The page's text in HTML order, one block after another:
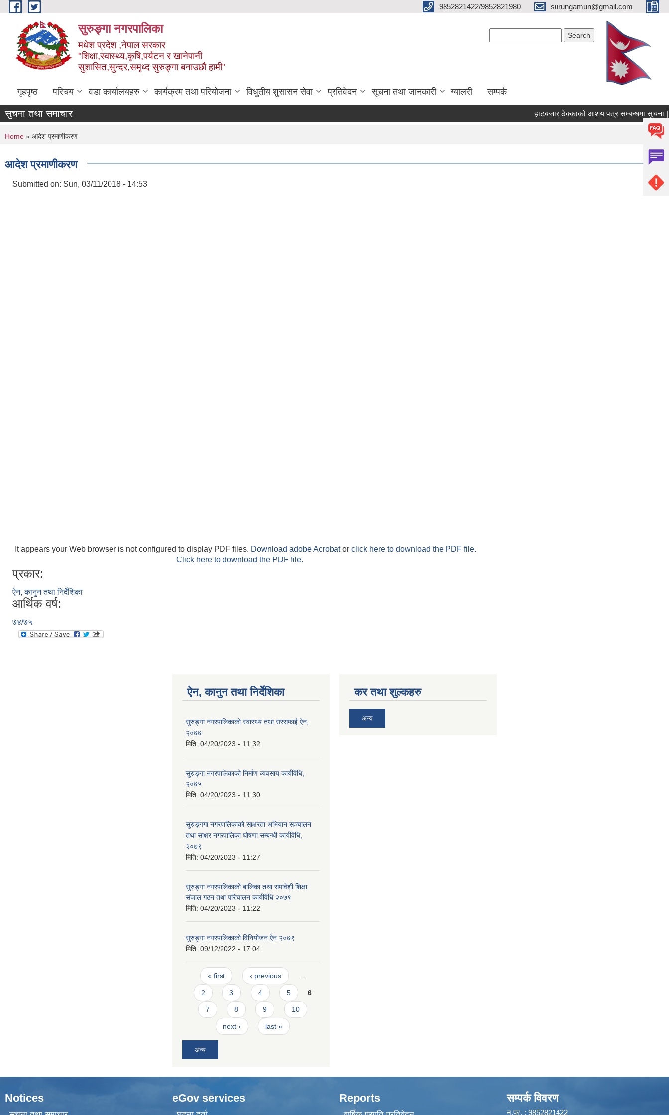
Skip to main content 9852821422/9852821980 surungamun@gmail.com
सुरुङ्‍गा नगरपालिका
मधेश प्रदेश ,नेपाल सरकार
"शिक्षा,स्वास्थ्य,कृषि,पर्यटन र खानेपानी
सुशासित,सुन्दर,समृध्द सुरुङ्गा बनाउछौ हामी"
गृहपृष्ठ परिचय वडा कार्यालयहरु कार्यक्रम तथा परियोजना विधुतीय शुसासन सेवा प्रतिवेदन सूचना तथा जानकारी ग्यालरी सम्पर्क
सुचना तथा समाचार हाटबजार ठेक्काको आशय पत्र सम्बन्धमा सुचना |
You are here
Home » आदेश प्रमाणीकरण
आदेश प्रमाणीकरण
Submitted on: Sun, 03/11/2018 - 14:53
It appears your Web browser is not configured to display PDF files. Download adobe Acrobator click here to download the PDF file.
Click here to download the PDF file.
प्रकार:
ऐन, कानुन तथा निर्देशिका
आर्थिक वर्ष:
७४/७५
ऐन, कानुन तथा निर्देशिका
सुरुङ्गा नगरपालिकाको स्वास्थ्य तथा सरसफाई ऐन,
२०७७
मिति: 04/20/2023 - 11:32
सुरुङ्गा नगरपालिकाको निर्माण व्यवसाय कार्यविधि,
२०७५
मिति: 04/20/2023 - 11:30
सुरुङ्गगा नगरपालिकाको साक्षरता अभियान सञ्चालन
तथा साक्षर नगरपालिका घोषणा सम्बन्धी कार्यविधि,
२०७९
मिति: 04/20/2023 - 11:27
सुरुङ्गा नगरपालिकाको बालिका तथा समावेशी शिक्षा
संजाल गठन तथा परिचालन कार्यविधि २०७९
मिति: 04/20/2023 - 11:22
सुरुङ्गा नगरपालिकाको विनियोजन ऐन २०७९
मिति: 09/12/2022 - 17:04
Pages
« first ‹ previous …
2 3 4 5 6
7 8 9 10
next › last »
अन्य
कर तथा शुल्कहरु
अन्य
Notices eGov services Reports सम्पर्क विवरण
न.प्र. : 9852821422